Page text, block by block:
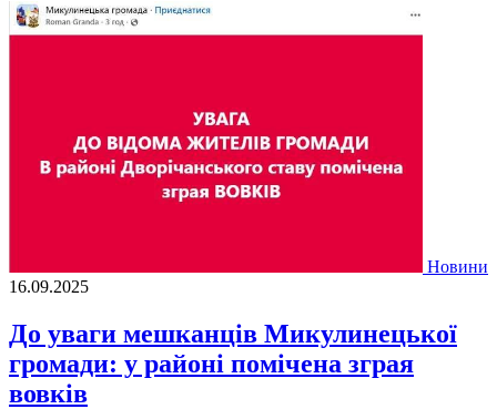
Новини
16.09.2025
До уваги мешканців Микулинецької
громади: у районі помічена зграя
вовків